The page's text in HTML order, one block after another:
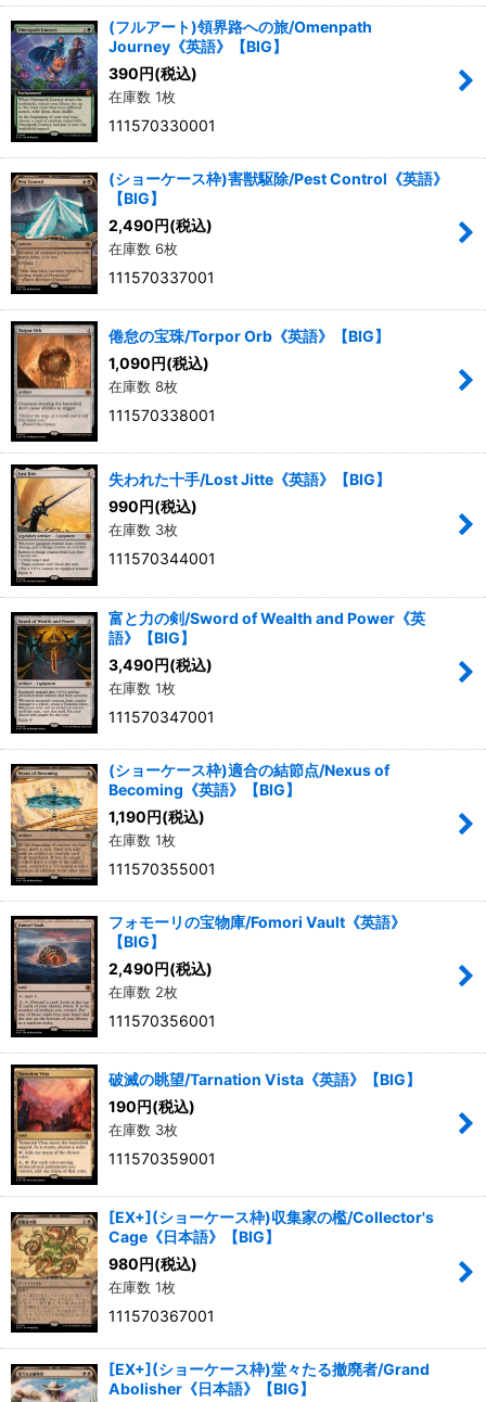
(フルアート)領界路への旅/Omenpath
Journey《英語》【BIG】
390円(税込)
在庫数 1枚
111570330001
(ショーケース枠)害獣駆除/Pest Control《英語》
【BIG】
2,490円(税込)
在庫数 6枚
111570337001
倦怠の宝珠/Torpor Orb《英語》【BIG】
1,090円(税込)
在庫数 8枚
111570338001
失われた十手/Lost Jitte《英語》【BIG】
990円(税込)
在庫数 3枚
111570344001
富と力の剣/Sword of Wealth and Power《英
語》【BIG】
3,490円(税込)
在庫数 1枚
111570347001
(ショーケース枠)適合の結節点/Nexus of
Becoming《英語》【BIG】
1,190円(税込)
在庫数 1枚
111570355001
フォモーリの宝物庫/Fomori Vault《英語》
【BIG】
2,490円(税込)
在庫数 2枚
111570356001
破滅の眺望/Tarnation Vista《英語》【BIG】
190円(税込)
在庫数 3枚
111570359001
[EX+](ショーケース枠)収集家の檻/Collector's
Cage《日本語》【BIG】
980円(税込)
在庫数 1枚
111570367001
[EX+](ショーケース枠)堂々たる撤廃者/Grand
Abolisher《日本語》【BIG】